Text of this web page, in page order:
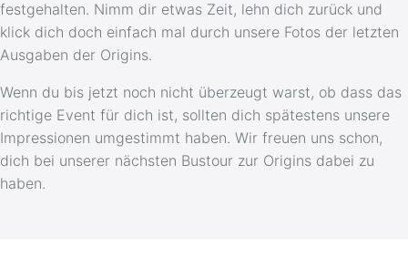
festgehalten. Nimm dir etwas Zeit, lehn dich zurück und
klick dich doch einfach mal durch unsere Fotos der letzten
Ausgaben der Origins.
Wenn du bis jetzt noch nicht überzeugt warst, ob dass das
richtige Event für dich ist, sollten dich spätestens unsere
Impressionen umgestimmt haben. Wir freuen uns schon,
dich bei unserer nächsten Bustour zur Origins dabei zu
haben.